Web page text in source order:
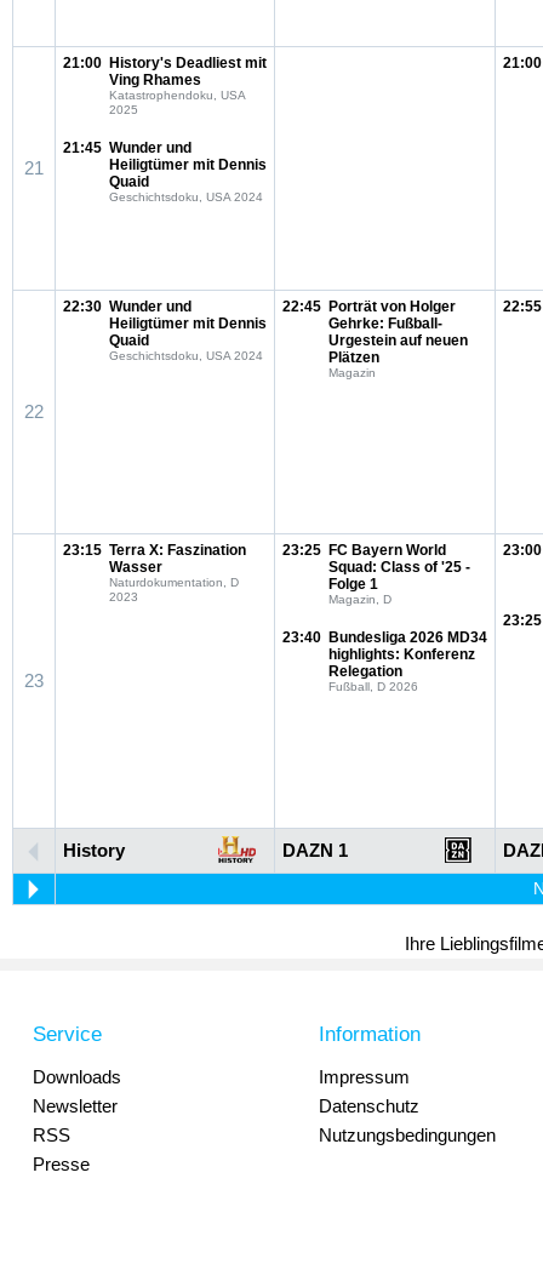
21
21:00 History's Deadliest mit
Ving Rhames
Katastrophendoku, USA
2025
21:45 Wunder und
Heiligtümer mit Dennis
Quaid
Geschichtsdoku, USA 2024
21:00
22
22:30 Wunder und
Heiligtümer mit Dennis
Quaid
Geschichtsdoku, USA 2024
22:45 Porträt von Holger
Gehrke: Fußball-
Urgestein auf neuen
Plätzen
Magazin
22:55
23
23:15 Terra X: Faszination
Wasser
Naturdokumentation, D
2023
23:25 FC Bayern World
Squad: Class of '25 -
Folge 1
Magazin, D
23:40 Bundesliga 2026 MD34
highlights: Konferenz
Relegation
Fußball, D 2026
23:00
23:25
History DAZN 1
Ihre
Service
Downloads
Newsletter
RSS
Presse
Information
Impressum
Datenschutz
Nutzungsbedingungen